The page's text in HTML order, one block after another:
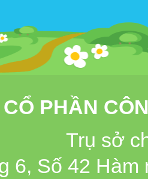
PHẦN
Trụ sở
6, Số 42